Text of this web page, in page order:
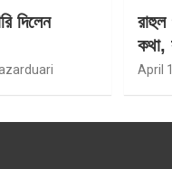
দিলেন
রাহুল
কথা,
April